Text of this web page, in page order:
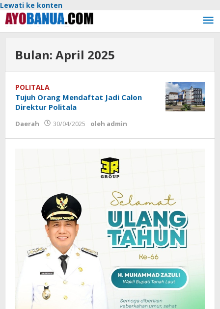
Lewati ke konten
Bulan: April 2025
POLITALA
Tujuh Orang Mendaftat Jadi Calon
Direktur Politala
Daerah 30/04/2025 oleh admin